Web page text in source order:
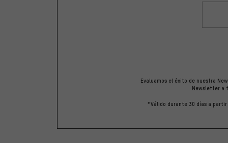
Evaluamos el éxito de nuestra
Newsletter a
*Válido durante 30 días a